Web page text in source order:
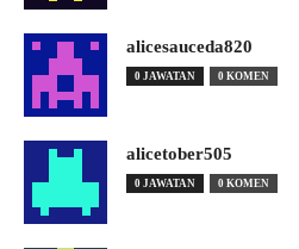
alicesauceda820
0 JAWATAN 0 KOMEN
alicetober505
0 JAWATAN 0 KOMEN